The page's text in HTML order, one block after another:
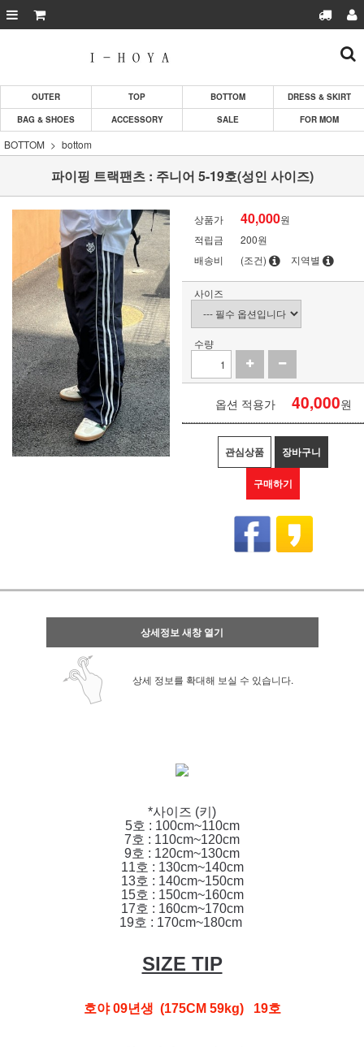
OUTER TOP BOTTOM
DRESS & SKIRT
BAG & SHOES
ACCESSORY SALE FOR MOM
BOTTOM bottom
파이핑 트랙팬츠 : 주니어 5-19호(성인 사이즈)
상품가 40,000원
적립금
200원
배송비
(조건) 지역별
사이즈
수량
옵션 적용가 40,000원
관심상품 장바구니
구매하기
상세정보 새창 열기
상세 정보를 확대해 보실 수 있습니다.
*사이즈 (키)
5호 : 100cm~110cm
7호 : 110cm~120cm
9호 : 120cm~130cm
11호 : 130cm~140cm
13호 : 140cm~150cm
15호 : 150cm~160cm
17호 : 160cm~170cm
19호 : 170cm~180cm
SIZE TIP
호야 09년생 (175CM 59kg) 19호